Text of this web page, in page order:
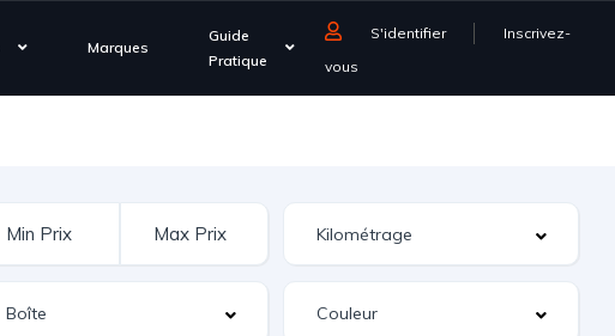
Marques
Guide
Pratique
S'identifier
Inscrivez-
vous